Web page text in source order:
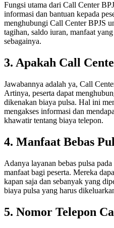
Fungsi utama dari Call Center
informasi dan bantuan kepada
menghubungi Call Center BPJS
tagihan, saldo iuran, manfaat
sebagainya.
3. Apakah Call
Jawabannya adalah ya, Call
Artinya, peserta dapat
dikenakan biaya pulsa. Hal ini
mengakses informasi dan
khawatir tentang biaya telepon.
4. Manfaat Bebas
Adanya layanan bebas pulsa
manfaat bagi peserta. Mereka
kapan saja dan sebanyak yang
biaya pulsa yang harus
5. Nomor Telepon